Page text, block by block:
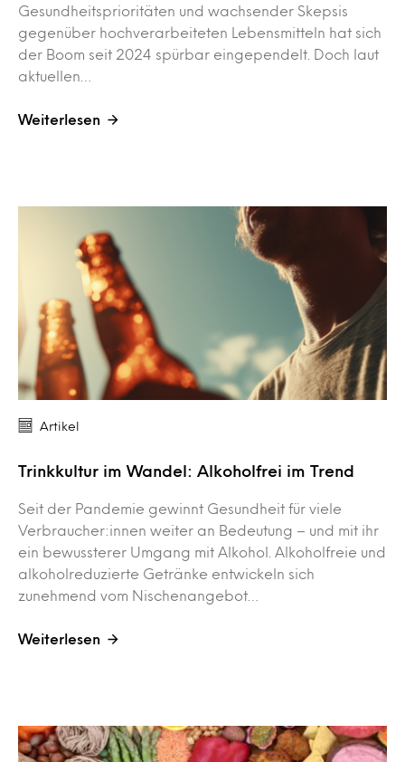
Gesundheitsprioritäten und wachsender Skepsis
gegenüber hochverarbeiteten Lebensmitteln hat sich
der Boom seit 2024 spürbar eingependelt. Doch laut
aktuellen…
Weiterlesen
Artikel
Trinkkultur im Wandel: Alkoholfrei im Trend
Seit der Pandemie gewinnt Gesundheit für viele
Verbraucher:innen weiter an Bedeutung – und mit ihr
ein bewussterer Umgang mit Alkohol. Alkoholfreie und
alkoholreduzierte Getränke entwickeln sich
zunehmend vom Nischenangebot…
Weiterlesen